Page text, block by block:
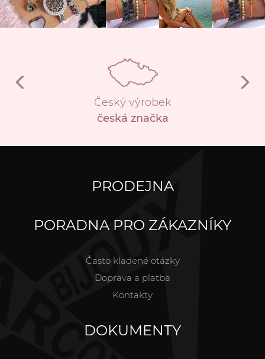
Český výrobek
česká značka
PRODEJNA
PORADNA PRO ZÁKAZNÍKY
Často kladené otázky
Doprava a platba
Kontakty
DOKUMENTY